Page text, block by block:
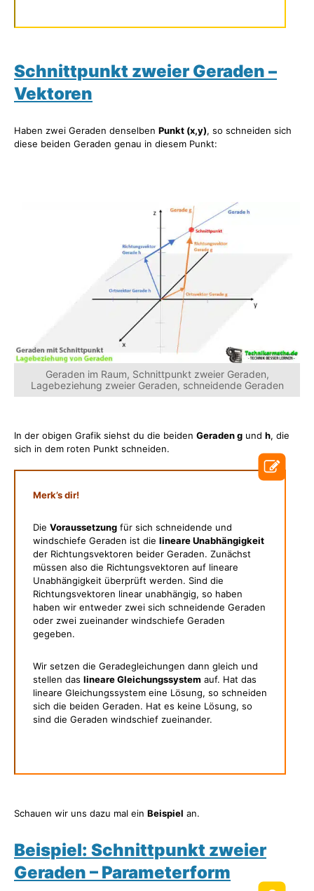
Schnittpunkt zweier Geraden –
Vektoren
Haben zwei Geraden denselben Punkt (x,y), so schneiden sich
diese beiden Geraden genau in diesem Punkt:
Geraden im Raum, Schnittpunkt zweier Geraden,
Lagebeziehung zweier Geraden, schneidende Geraden
In der obigen Grafik siehst du die beiden Geraden g und h, die
sich in dem roten Punkt schneiden.
Merk’s dir!
Die Voraussetzung für sich schneidende und
windschiefe Geraden ist die lineare Unabhängigkeit
der Richtungsvektoren beider Geraden. Zunächst
müssen also die Richtungsvektoren auf lineare
Unabhängigkeit überprüft werden. Sind die
Richtungsvektoren linear unabhängig, so haben
haben wir entweder zwei sich schneidende Geraden
oder zwei zueinander windschiefe Geraden
gegeben.
Wir setzen die Geradegleichungen dann gleich und
stellen das lineare Gleichungssystem auf. Hat das
lineare Gleichungssystem eine Lösung, so schneiden
sich die beiden Geraden. Hat es keine Lösung, so
sind die Geraden windschief zueinander.
Schauen wir uns dazu mal ein Beispiel an.
Beispiel: Schnittpunkt zweier
Geraden – Parameterform